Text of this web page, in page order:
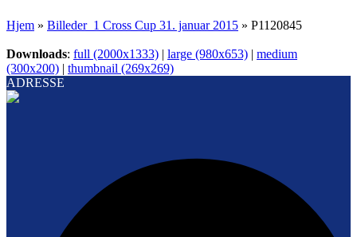
Hjem » Billeder_1 Cross Cup 31. januar 2015 » P1120845
Downloads: full (2000x1333) | large (980x653) | medium
(300x200) | thumbnail (269x269)
ADRESSE